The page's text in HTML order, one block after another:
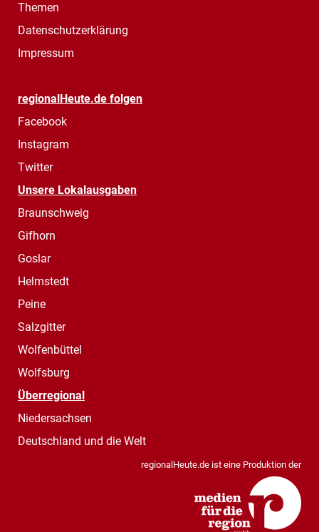
Themen
Datenschutzerklärung
Impressum
regionalHeute.de folgen
Facebook
Instagram
Twitter
Unsere Lokalausgaben
Braunschweig
Gifhorn
Goslar
Helmstedt
Peine
Salzgitter
Wolfenbüttel
Wolfsburg
Überregional
Niedersachsen
Deutschland und die Welt
regionalHeute.de ist eine Produktion der